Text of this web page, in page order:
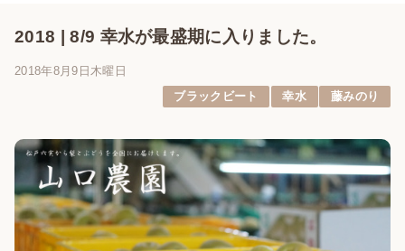
2018 | 8/9 幸水が最盛期に入りました。
2018年8月9日木曜日
ブラックビート
幸水 藤みのり